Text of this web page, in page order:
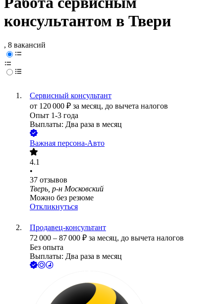
консультантом в Твери
, 8 вакансий
Сервисный консультант
от 120 000 ₽ за месяц, до вычета налогов
Опыт 1-3 года
Выплаты: Два раза в месяц
Важная персона-Авто
4.1
•
37 отзывов
Тверь, р-н Московский
Можно без резюме
Откликнуться
Продавец-консультант
72 000 – 87 000 ₽ за месяц, до вычета налогов
Без опыта
Выплаты: Два раза в месяц